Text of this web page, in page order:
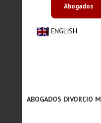
ENGLISH
Abogados
ABOGADOS DIVORCIO